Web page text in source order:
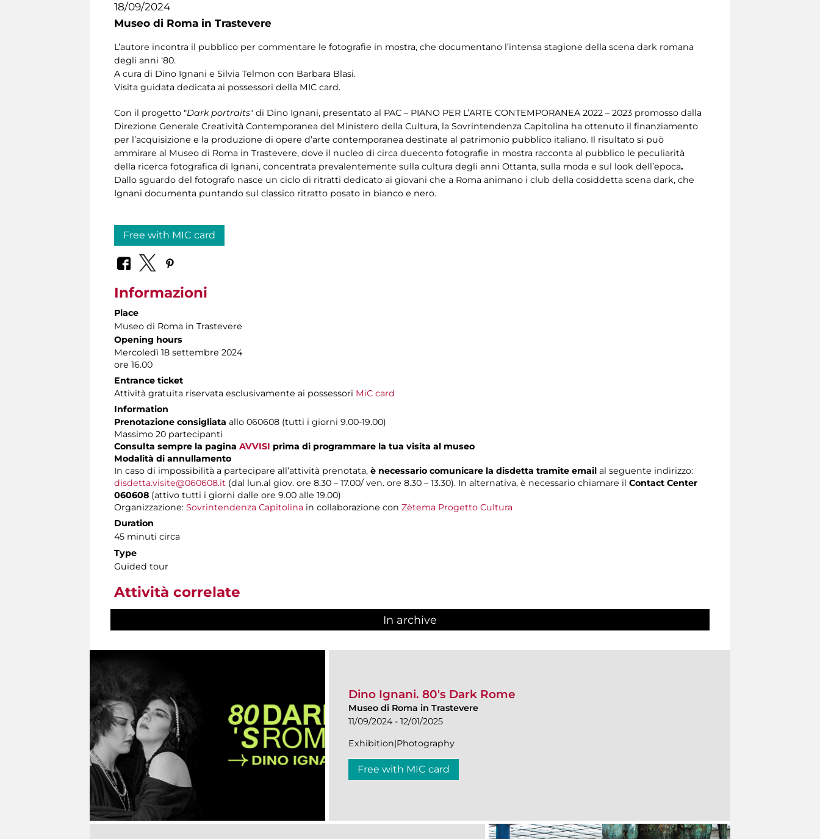
18/09/2024
Museo di Roma in Trastevere
L’autore incontra il pubblico per commentare le fotografie in mostra, che documentano l’intensa stagione della scena dark romana
degli anni ‘80.
A cura di Dino Ignani e Silvia Telmon con Barbara Blasi.
Visita guidata dedicata ai possessori della MIC card.
Con il progetto "Dark portraits" di Dino Ignani, presentato al PAC – PIANO PER L’ARTE CONTEMPORANEA 2022 – 2023 promosso dalla
Direzione Generale Creatività Contemporanea del Ministero della Cultura, la Sovrintendenza Capitolina ha ottenuto il finanziamento
per l’acquisizione e la produzione di opere d’arte contemporanea destinate al patrimonio pubblico italiano. Il risultato si può
ammirare al Museo di Roma in Trastevere, dove il nucleo di circa duecento fotografie in mostra racconta al pubblico le peculiarità
della ricerca fotografica di Ignani, concentrata prevalentemente sulla cultura degli anni Ottanta, sulla moda e sul look dell’epoca.
Dallo sguardo del fotografo nasce un ciclo di ritratti dedicato ai giovani che a Roma animano i club della cosiddetta scena dark, che
Ignani documenta puntando sul classico ritratto posato in bianco e nero.
Free with MIC card
Informazioni
Place
Museo di Roma in Trastevere
Opening hours
Mercoledì 18 settembre 2024
ore 16.00
Entrance ticket
Attività gratuita riservata esclusivamente ai possessori MiC card
Information
Prenotazione consigliata allo 060608 (tutti i giorni 9.00-19.00)
Massimo 20 partecipanti
Consulta sempre la pagina AVVISI prima di programmare la tua visita al museo
Modalità di annullamento
In caso di impossibilità a partecipare all’attività prenotata, è necessario comunicare la disdetta tramite email al seguente indirizzo:
disdetta.visite@060608.it (dal lun.al giov. ore 8.30 – 17.00/ ven. ore 8.30 – 13.30). In alternativa, è necessario chiamare il Contact Center
060608 (attivo tutti i giorni dalle ore 9.00 alle 19.00)
Organizzazione: Sovrintendenza Capitolina in collaborazione con Zètema Progetto Cultura
Duration
45 minuti circa
Type
Guided tour
Attività correlate
In archive
Dino Ignani. 80's Dark Rome
Museo di Roma in Trastevere
11/09/2024 - 12/01/2025
Exhibition|Photography
Free with MIC card